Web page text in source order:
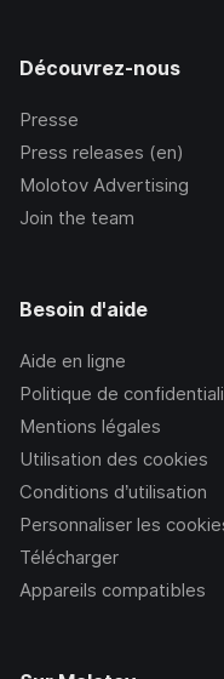
Découvrez-nous
Presse
Press releases (en)
Molotov Advertising
Join the team
Besoin d'aide
Aide en ligne
Politique de
Mentions légales
Utilisation des cookies
Conditions d’utilisation
Personnaliser les
Télécharger
Appareils compatibles